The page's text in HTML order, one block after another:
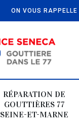
ON VOUS RAPPELLE
RÉPARATION DE
GOUTTIÈRES 77
SEINE-ET-MARNE